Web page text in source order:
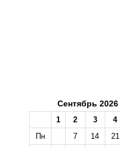
Сентябрь 2026
1 2 3 4
Пн
7 14 21